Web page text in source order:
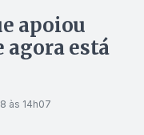
apoiou
agora está
às 14h07